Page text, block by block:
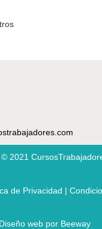
2021
de Privacidad |
Diseño web por Beeway